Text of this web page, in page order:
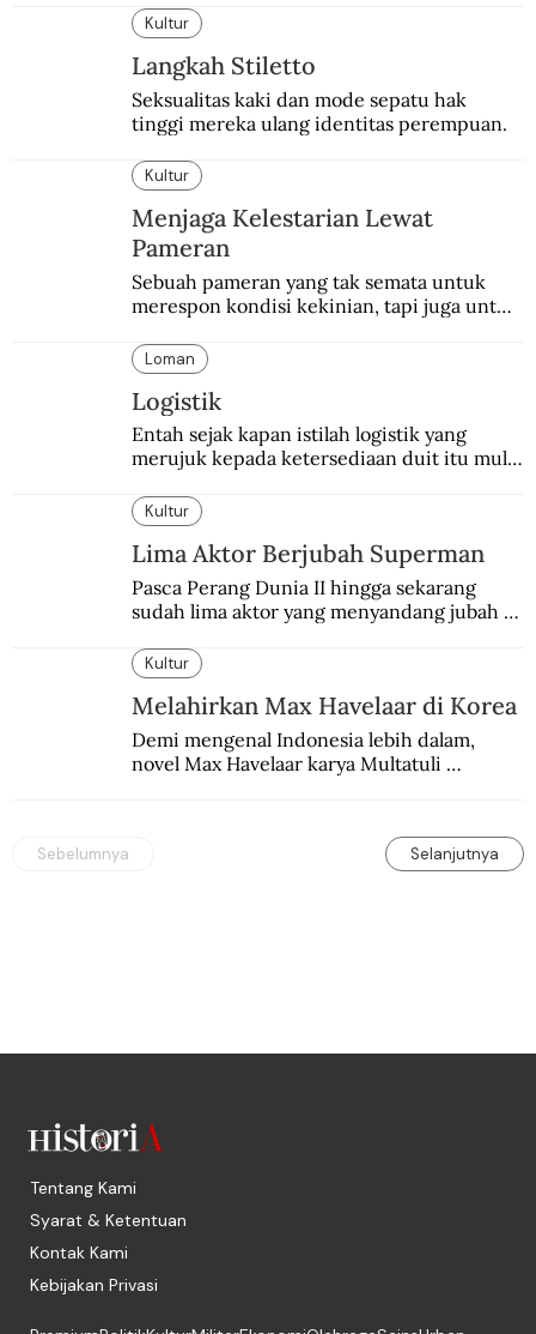
pada malam tahun baru.
Kultur
Langkah Stiletto
Seksualitas kaki dan mode sepatu hak
tinggi mereka ulang identitas perempuan.
Kultur
Menjaga Kelestarian Lewat
Pameran
Sebuah pameran yang tak semata untuk
merespon kondisi kekinian, tapi juga untuk
Balai Budaya selaku tempat bersejarah
dalam dunia seni-budaya bangsa.
Loman
Logistik
Entah sejak kapan istilah logistik yang
merujuk kepada ketersediaan duit itu mulai
Kultur
Lima Aktor Berjubah Superman
Pasca Perang Dunia II hingga sekarang
sudah lima aktor yang menyandang jubah
para penggemarnya?
Kultur
Melahirkan Max Havelaar di Korea
Demi mengenal Indonesia lebih dalam,
novel Max Havelaar karya Multatuli
Sebelumnya Selanjutnya
Tentang Kami
Syarat & Ketentuan
Kontak Kami
Kebijakan Privasi